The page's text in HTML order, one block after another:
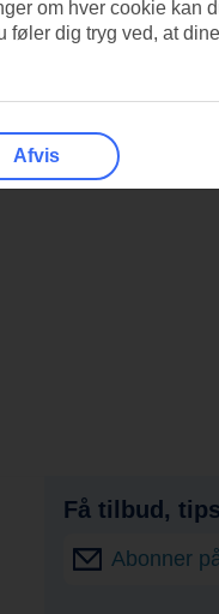
Få tilbud,
Abonner
om hver cookie kan
føler dig tryg ved, at dine
Afvis